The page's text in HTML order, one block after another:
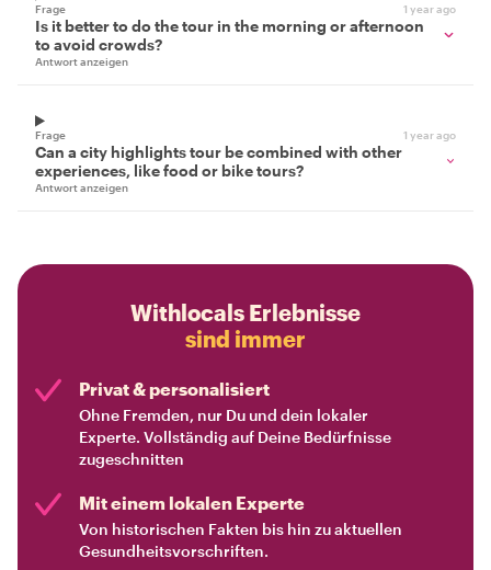
Frage 1 year ago
Is it better to do the tour in the morning or afternoon
to avoid crowds?
Antwort anzeigen
Frage 1 year ago
Can a city highlights tour be combined with other
experiences, like food or bike tours?
Antwort anzeigen
Withlocals Erlebnisse
sind immer
Privat & personalisiert
Ohne Fremden, nur Du und dein lokaler
Experte. Vollständig auf Deine Bedürfnisse
zugeschnitten
Mit einem lokalen Experte
Von historischen Fakten bis hin zu aktuellen
Gesundheitsvorschriften.